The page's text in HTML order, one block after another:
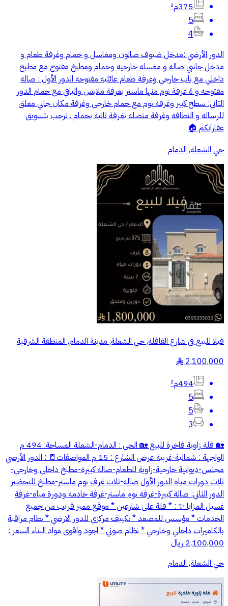
375م²
5
4
الدور الأرضي :مدخل ضيوف صالون ومغاسل و حمام وغرفة طعام و
مدخل جانبي صاله و مغسله خارجيه وحمام ومطبخ مفتوح مع مطبخ
داخلي مع باب خارجي وغرفة طعام عائليه مفتوحه الدور الأول : صالة
مفتوحه و ٤ غرفة نوم منها ماستر بغرفة ملابس والباقي مع حمام الدور
الثاني: سطح كبير وغرفة نوم مع حمام خارجي وغرفة مكان جاني مغلق
للرساله و النظافه وغرفة متصله بغرفة ثانية بحمام . نرحب بتسويق
عقاراتكم 🏠
حي الشعلة, الدمام
فيلا للبيع في شارع القافلة, حي الشعلة, مدينة الدمام, المنطقة الشرقية
2,100,000
§
494م²
5
5
3
🏡 فلة زاوية فاخرة للبيع 🏡 الحي : الدمام-الشعلة المساحة: 494 م
الواجهة : شمالية-غربية عرض الشارع : 15 م المواصفات🚪 : الدور الأرضي
مجلس-ديوانية خارجية-زاوية للطعام-صالة كبيرة-مطبخ داخلي وخارجي-
ثلاث دورات مياه الدور الأول صالة-ثلاث غرف نوم ماستر-مطبخ للتحضير
الدور الثاني: صالة كبيرة-غرفة نوم ماستر-غرفة خادمة ودورة مياه-غرفة
غسيل المزايا ✨ : * فلة على شارعين * موقع مميز قريب من جميع
الخدمات * مؤسس للمصعد * تكييف مركزي للدور الارضي * نظام مراقبة
بالكاميرات داخلي وخارجي * نظام صوتي * اجود واقوى مواد البناء السعر :
2,100,000 ريال
حي الشعلة, الدمام